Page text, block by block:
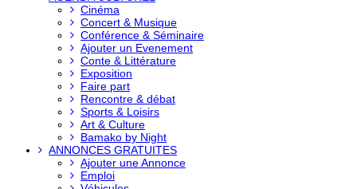
Cinéma
Concert & Musique
Conférence & Séminaire
Ajouter un Evenement
Conte & Littérature
Exposition
Faire part
Rencontre & débat
Sports & Loisirs
Art & Culture
Bamako by Night
ANNONCES GRATUITES
Ajouter une Annonce
Emploi